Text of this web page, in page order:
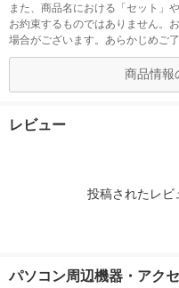
また、商品名における「セット」
お約束するものではありません。
場合がございます。あらかじめご了
商品情報
レビュー
投稿されたレビ
パソコン周辺機器・アク